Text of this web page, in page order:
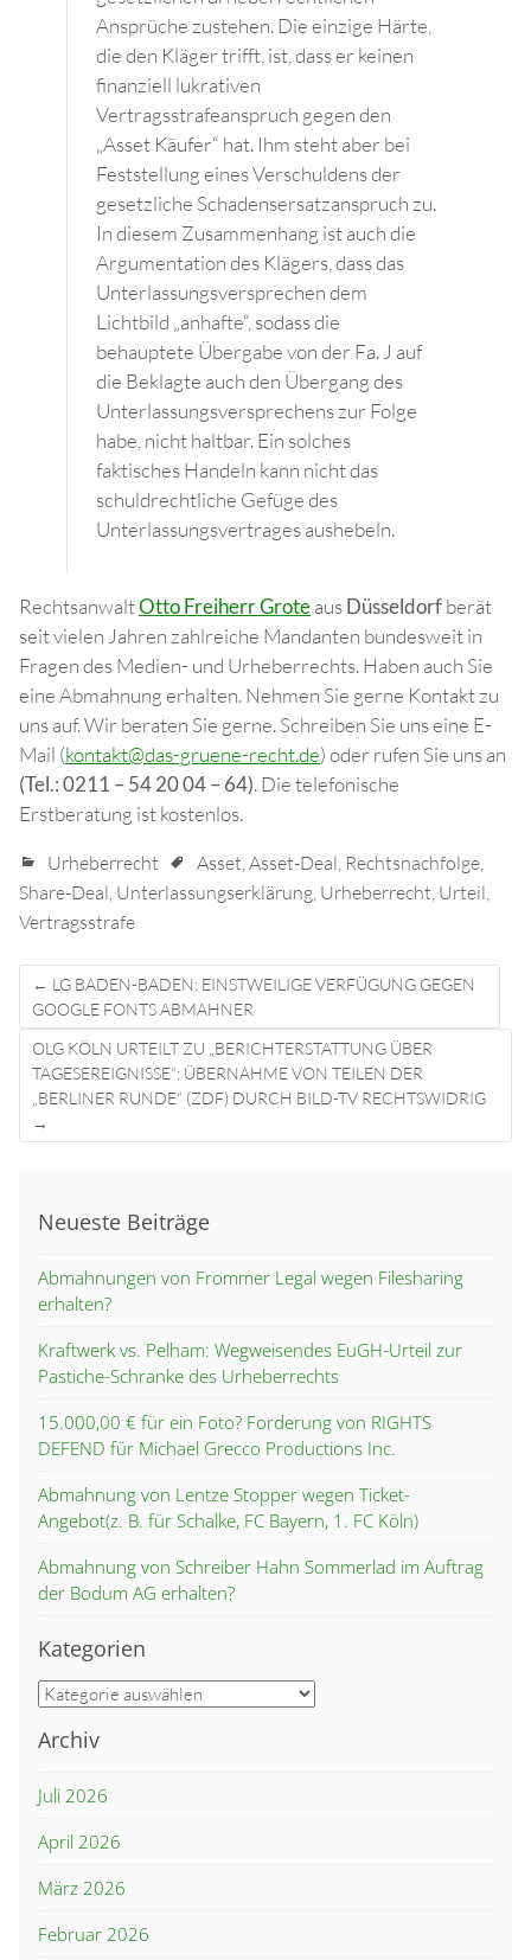
Ansprüche zustehen. Die einzige Härte,
die den Kläger trifft, ist, dass er keinen
finanziell lukrativen
Vertragsstrafeanspruch gegen den
„Asset Käufer“ hat. Ihm steht aber bei
Feststellung eines Verschuldens der
gesetzliche Schadensersatzanspruch zu.
In diesem Zusammenhang ist auch die
Argumentation des Klägers, dass das
Unterlassungsversprechen dem
Lichtbild „anhafte“, sodass die
behauptete Übergabe von der Fa. J auf
die Beklagte auch den Übergang des
Unterlassungsversprechens zur Folge
habe, nicht haltbar. Ein solches
faktisches Handeln kann nicht das
schuldrechtliche Gefüge des
Unterlassungsvertrages aushebeln.
RechtsanwaltOtto Freiherr GroteausDüsseldorfberät
seit vielen Jahren zahlreiche Mandanten bundesweit in
Fragen des Medien- und Urheberrechts. Haben auch Sie
eine Abmahnung erhalten. Nehmen Sie gerne Kontakt zu
uns auf. Wir beraten Sie gerne. Schreiben Sie uns eine E-
Mail (kontakt@das-gruene-recht.de) oder rufen Sie uns an
(Tel.: 0211 – 54 20 04 – 64). Die telefonische
Erstberatung ist kostenlos.
Urheberrecht Asset,Asset-Deal, Rechtsnachfolge,
Share-Deal, Unterlassungserklärung, Urheberrecht, Urteil,
Vertragsstrafe
Post
navigation
← LG BADEN-BADEN: EINSTWEILIGE VERFÜGUNG GEGEN
GOOGLE FONTS ABMAHNER
OLG KÖLN URTEILT ZU „BERICHTERSTATTUNG ÜBER
TAGESEREIGNISSE“: ÜBERNAHME VON TEILEN DER
„BERLINER RUNDE“ (ZDF) DURCH BILD-TV RECHTSWIDRIG
→
Neueste Beiträge
Abmahnungen von Frommer Legal wegen Filesharing
erhalten?
Kraftwerk vs. Pelham: Wegweisendes EuGH-Urteil zur
Pastiche-Schranke des Urheberrechts
15.000,00 € für ein Foto? Forderung von RIGHTS
DEFEND für Michael Grecco Productions Inc.
Abmahnung von Lentze Stopper wegen Ticket-
Angebot(z. B. für Schalke, FC Bayern, 1. FC Köln)
Abmahnung von Schreiber Hahn Sommerlad im Auftrag
der Bodum AG erhalten?
Kategorien
Kategorien
Archiv
Juli 2026
April 2026
März 2026
Februar 2026